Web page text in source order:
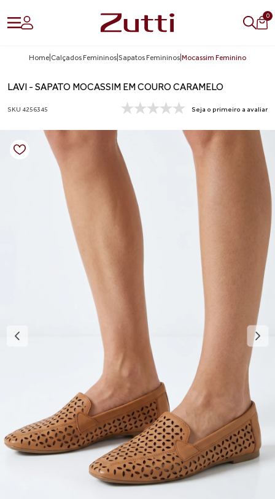
0
Home Calçados Femininos Sapatos Femininos Mocassim Feminino
LAVI - SAPATO MOCASSIM EM COURO CARAMELO
SKU 4256345 Seja o primeiro a avaliar